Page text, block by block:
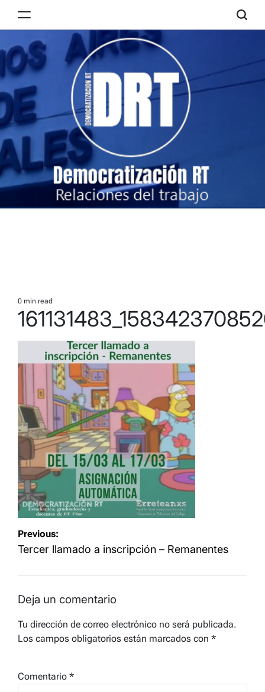
RT
Estimated
read
time
0 min read
Navegación
de
Previous:
Tercer llamado a inscripción – Remanentes
Deja un comentario
Tu dirección de correo electrónico no será publicada.
Los campos obligatorios están marcados con *
Comentario *